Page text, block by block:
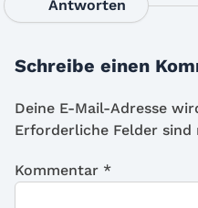
Antworten
Schreibe einen
Deine E-Mail-Adresse
Erforderliche Felder sind
Kommentar *